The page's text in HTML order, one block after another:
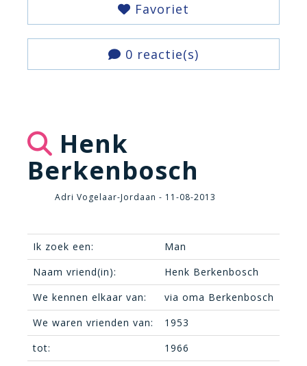
Favoriet
0 reactie(s)
Henk
Berkenbosch
Adri Vogelaar-Jordaan - 11-08-2013
Ik zoek een:
Man
Naam vriend(in):
Henk Berkenbosch
We kennen elkaar van:
via oma Berkenbosch
We waren vrienden van:
1953
tot:
1966